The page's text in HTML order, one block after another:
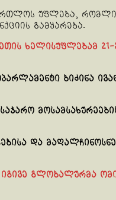
უფლება, რომლის
გამყარება.
ხელისუფლებამ
ბიძინა
და
გლობალურმა